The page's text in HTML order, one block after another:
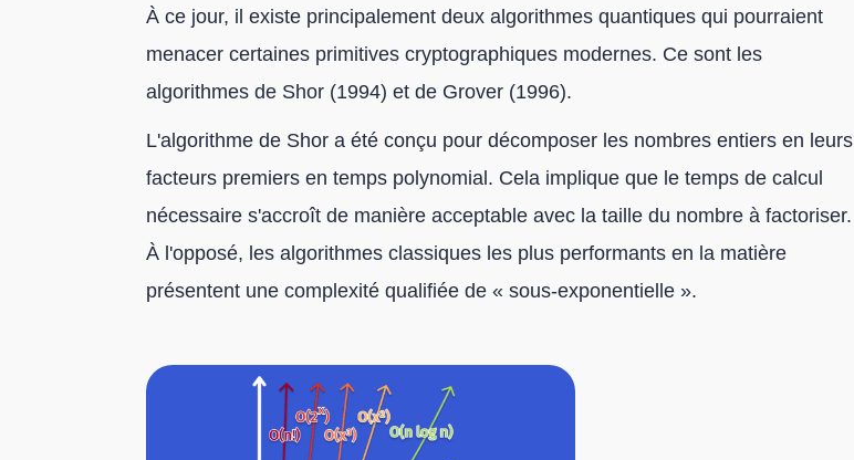
À ce jour, il existe principalement deux algorithmes quantiques qui pourraient
menacer certaines primitives cryptographiques modernes. Ce sont les
algorithmes de Shor (1994) et de Grover (1996).
L'algorithme de Shor a été conçu pour décomposer les nombres entiers en leurs
facteurs premiers en temps polynomial. Cela implique que le temps de calcul
nécessaire s'accroît de manière acceptable avec la taille du nombre à factoriser.
À l'opposé, les algorithmes classiques les plus performants en la matière
présentent une complexité qualifiée de « sous-exponentielle ».